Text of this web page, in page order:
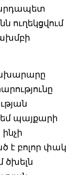
ուղեկցվում
պայքարի
է բոլոր փակ
ծխելն